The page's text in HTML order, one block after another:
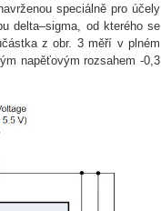
speciálně pro účely
delta–sigma, od kterého se
z obr. 3 měří v plném
napěťovým rozsahem -0,3